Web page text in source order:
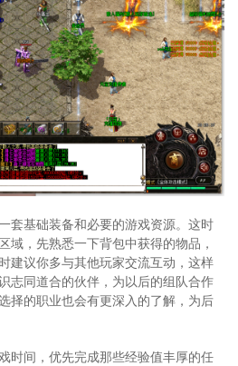
套基础装备和必要的游戏资源。这时
域，先熟悉一下背包中获得的物品，
建议你多与其他玩家交流互动，这样
志同道合的伙伴，为以后的组队合作
择的职业也会有更深入的了解，为后
时间，优先完成那些经验值丰厚的任